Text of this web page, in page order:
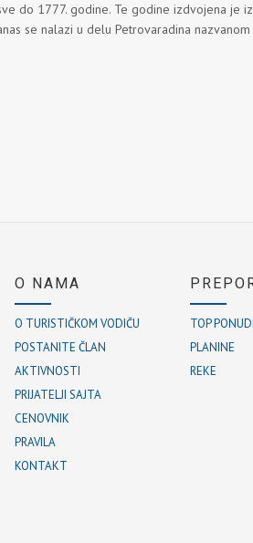
do 1777. godine. Te godine izdvojena je
se nalazi u delu Petrovaradina
O NAMA
O TURISTIČKOM VODIČU
POSTANITE ČLAN
AKTIVNOSTI
PRIJATELJI SAJTA
CENOVNIK
PRAVILA
KONTAKT
TOP
PLANINE
REKE